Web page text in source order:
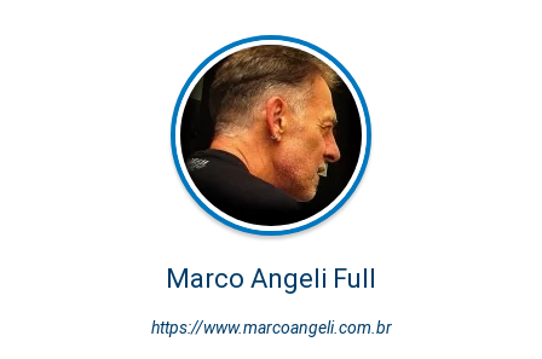
Marco Angeli Full
https://www.marcoangeli.com.br